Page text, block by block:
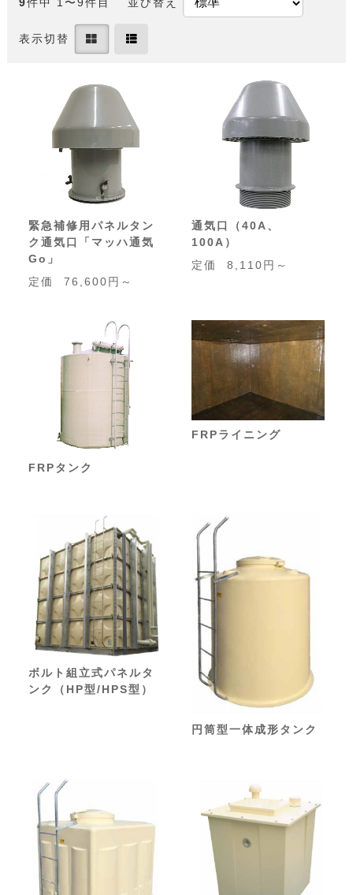
9件中 1〜9件目 並び替え
表示切替
緊急補修用パネルタン
ク通気口「マッハ通気
Go」
定価
76,600円～
通気口（40A、
100A）
定価
8,110円～
FRPタンク
FRPライニング
ボルト組立式パネルタ
ンク（HP型/HPS型）
円筒型一体成形タンク